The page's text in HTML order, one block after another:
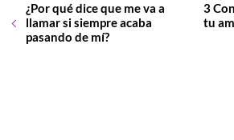
¿Por qué dice que me va a
llamar si siempre acaba
pasando de mí?
3
tu